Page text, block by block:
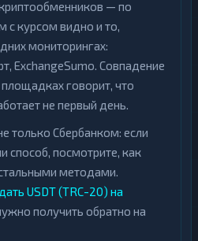
— по
с курсом видно и то,
мониторингах:
ExchangeSumo. Совпадение
площадках говорит, что
не первый день.
только Сбербанком: если
способ, посмотрите, как
методами.
USDT (TRC-20) на
получить обратно на